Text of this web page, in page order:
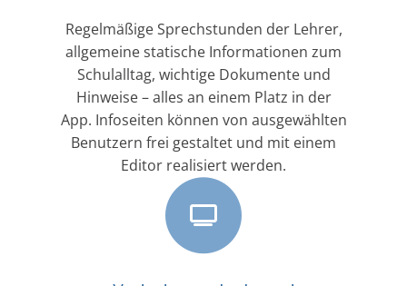
Regelmäßige Sprechstunden der Lehrer,
allgemeine statische Informationen zum
Schulalltag, wichtige Dokumente und
Hinweise – alles an einem Platz in der
App. Infoseiten können von ausgewählten
Benutzern frei gestaltet und mit einem
Editor realisiert werden.